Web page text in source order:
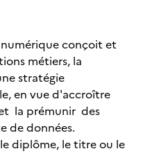
conçoit et
métiers, la
stratégie
en vue d'accroître
la prémunir des
de données.
diplôme, le titre ou le